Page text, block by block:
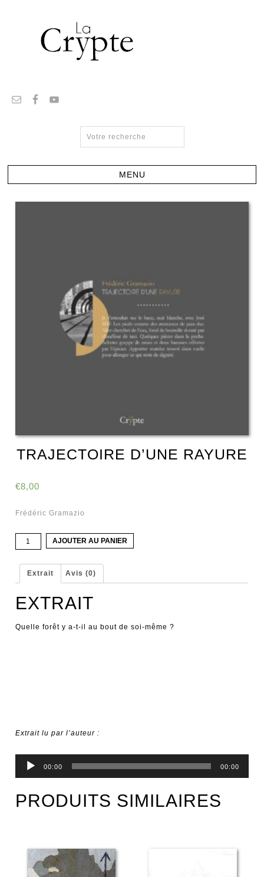
TRAJECTOIRE D’UNE RAYURE
€8,00
Frédéric Gramazio
quantité
de
d'une
rayure
AJOUTER AU PANIER
Extrait Avis (0)
EXTRAIT
Quelle forêt y a-t-il au bout de soi-même ?
Extrait lu par l’auteur :
Lecteur
audio
00:00 00:00
PRODUITS SIMILAIRES